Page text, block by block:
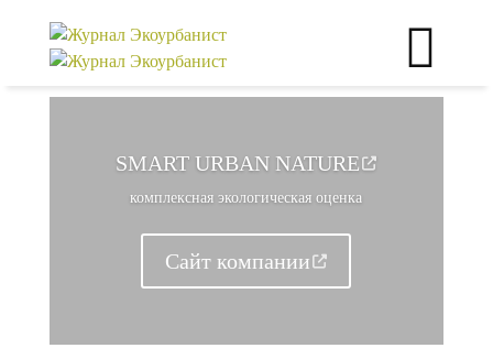
SMART URBAN NATURE
комплексная экологическая оценка
Сайткомпании